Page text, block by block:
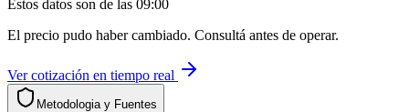
Estos datos son de las 09:00
El precio pudo haber cambiado. Consultá antes de operar.
Ver cotización en tiempo real
Metodologia y Fuentes